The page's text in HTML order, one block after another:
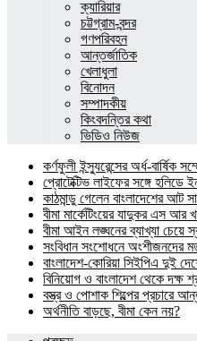
ক্যারিয়ার
চট্টগ্রাম-বন্দর
গণপরিবহন
আন্তর্জাতিক
খেলাধুলা
বিনোদন
সম্পাদকীয়
কিংবদন্তির কথা
ভিডিও নিউজ
কর্ণফুলী ইন্স্যুরেন্সের অর্ধ-বার্ষিক
প্রোটেক্টিভ লাইফের সঙ্গে হলিডে
কাঠমান্ডু গেলেন বাংলাদেশের আট
বীমা মার্কেটিংয়ের যাদুকর এস আর
বীমা আইন লঙ্ঘনের ব্যাখ্যা চেয়ে
সংবিধান সংশোধনে অংশীজনদের
বাংলাদেশ-কোরিয়া সিইপিএ দুই
বিনিয়োগ ও বাংলাদেশ থেকে দক্ষ
বস্ত্র ও পোশাক শিল্পের প্রচারে
অর্থনীতি বাড়ছে, বীমা কেন নয়?